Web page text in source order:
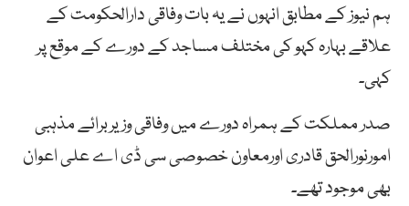
ہم نیوز کے مطابق انہوں نے یہ بات وفاقی دارالحکومت کے
علاقے بہارہ کہو کی مختلف مساجد کے دورے کے موقع پر
کہی۔
صدر مملکت کے ہمراہ دورے میں وفاقی وزیربرائے مذہبی
امورنورالحق قادری اورمعاون خصوصی سی ڈی اے علی اعوان
بھی موجود تھے۔